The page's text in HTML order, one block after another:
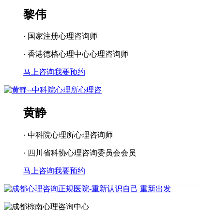
黎伟
· 国家注册心理咨询师
· 香港德格心理中心心理咨询师
马上咨询我要预约
黄静
· 中科院心理所心理咨询师
· 四川省科协心理咨询委员会会员
马上咨询我要预约
成都看心理疾病 成都心理辅导
理咨询医院 成都青少年心理咨询机构